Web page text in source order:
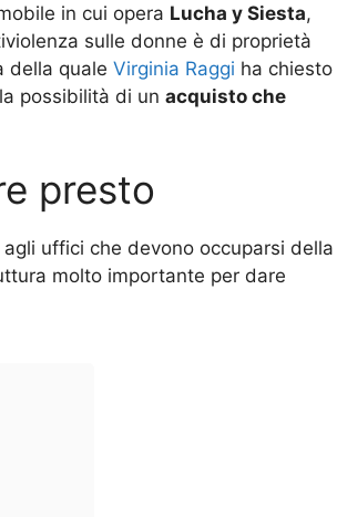
in cui opera Lucha y Siesta,
sulle donne è di proprietà
della quale Virginia Raggi ha chiesto
possibilità di un acquisto che
presto
uffici che devono occuparsi della
molto importante per dare